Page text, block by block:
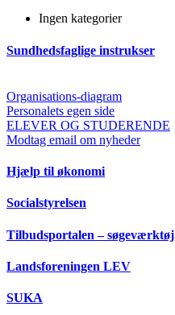
Ingen kategorier
Sundhedsfaglige instrukser
Organisations-diagram
Personalets egen side
ELEVER OG STUDERENDE
Modtag email om nyheder
Hjælp til økonomi
Socialstyrelsen
Tilbudsportalen – søgeværktøj
Landsforeningen LEV
SUKA